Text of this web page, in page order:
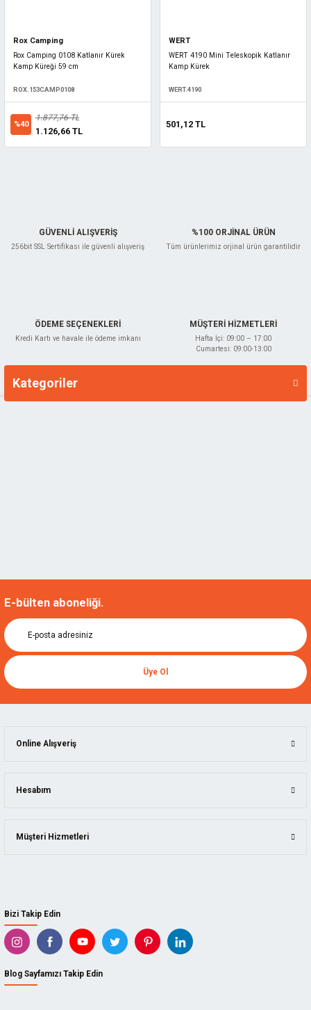
Rox Camping
Rox Camping 0108 Katlanır Kürek
Kamp Küreği 59 cm
ROX.153CAMP0108
%40
1.877,76 TL
1.126,66 TL
WERT
WERT 4190 Mini Teleskopik Katlanır
Kamp Kürek
WERT.4190
501,12 TL
GÜVENLİ ALIŞVERİŞ
256bit SSL Sertifikası ile güvenli alışveriş
%100 ORJİNAL ÜRÜN
Tüm ürünlerimiz orjinal ürün garantilidir
ÖDEME SEÇENEKLERİ
Kredi Kartı ve havale ile ödeme imkanı
MÜŞTERİ HİZMETLERİ
Hafta İçi: 09:00 – 17:00
Cumartesi: 09:00-13:00
Kategoriler
Markalar
E-bülten aboneliği.
Üye Ol
Bizi Takip Edin
Blog Sayfamızı Takip Edin
Online Alışveriş
Hesabım
Müşteri Hizmetleri